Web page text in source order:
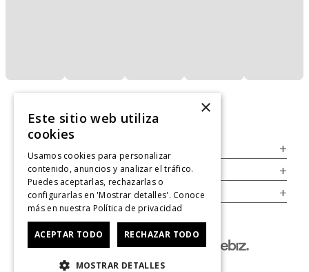
+
Legal +
Cuenta +
×
Este sitio web utiliza
cookies
Usamos cookies para personalizar
contenido, anuncios y analizar el tráfico.
Puedes aceptarlas, rechazarlas o
configurarlas en 'Mostrar detalles'. Conoce
más en nuestra Política de privacidad
ACEPTAR TODO RECHAZAR TODO
MOSTRAR DETALLES